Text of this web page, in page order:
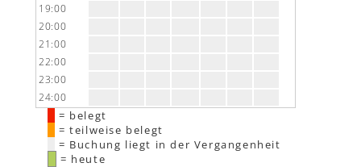
19:00
20:00
21:00
22:00
23:00
24:00
= belegt
= teilweise belegt
= Buchung liegt in der Vergangenheit
= heute